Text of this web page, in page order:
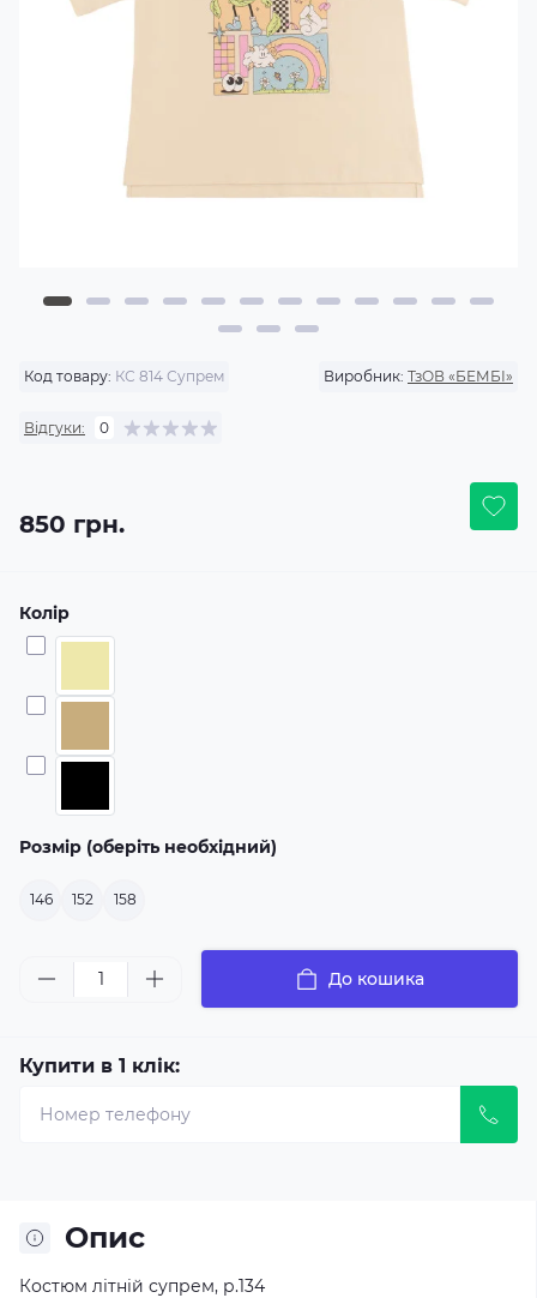
Код товару: КС 814 Супрем Виробник: ТзОВ «БЕМБІ»
Відгуки: 0
850 грн.
Колір
Розмір (оберіть необхідний)
146 152 158
До кошика
Купити в 1 клік:
Опис
Костюм літній супрем, р.134